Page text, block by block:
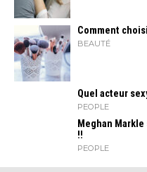
Comment
BEAUTÉ
Quel acteur
PEOPLE
Meghan Markle
!!
PEOPLE